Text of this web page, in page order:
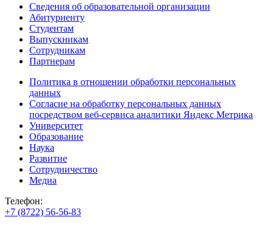
Сведения об образовательной организации
Абитуриенту
Студентам
Выпускникам
Сотрудникам
Партнерам
Политика в отношении обработки персональных
данных
Согласие на обработку персональных данных
посредством веб-сервиса аналитики Яндекс Метрика
Университет
Образование
Наука
Развитие
Сотрудничество
Медиа
Телефон:
+7 (8722) 56-56-83